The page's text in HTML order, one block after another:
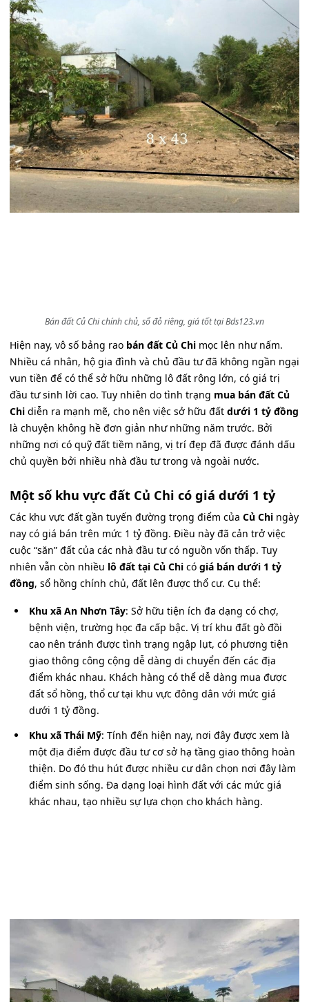
Bán đất Củ Chi chính chủ, sổ đỏ riêng, giá tốt tại Bds123.vn
Hiện nay, vô số bảng rao bán đất Củ Chi mọc lên như nấm.
Nhiều cá nhân, hộ gia đình và chủ đầu tư đã không ngần ngại
vun tiền để có thể sở hữu những lô đất rộng lớn, có giá trị
đầu tư sinh lời cao. Tuy nhiên do tình trạng mua bán đất Củ
Chi diễn ra mạnh mẽ, cho nên việc sở hữu đất dưới 1 tỷ đồng
là chuyện không hề đơn giản như những năm trước. Bởi
những nơi có quỹ đất tiềm năng, vị trí đẹp đã được đánh dấu
chủ quyền bởi nhiều nhà đầu tư trong và ngoài nước.
Một số khu vực đất Củ Chi có giá dưới 1 tỷ
Các khu vực đất gần tuyến đường trọng điểm của Củ Chi ngày
nay có giá bán trên mức 1 tỷ đồng. Điều này đã cản trở việc
cuộc “săn” đất của các nhà đầu tư có nguồn vốn thấp. Tuy
nhiên vẫn còn nhiều lô đất tại Củ Chi có giá bán dưới 1 tỷ
đồng, sổ hồng chính chủ, đất lên được thổ cư. Cụ thể:
Khu xã An Nhơn Tây: Sở hữu tiện ích đa dạng có chợ,
bệnh viện, trường học đa cấp bậc. Vị trí khu đất gò đồi
cao nên tránh được tình trạng ngập lụt, có phương tiện
giao thông công cộng dễ dàng di chuyển đến các địa
điểm khác nhau. Khách hàng có thể dễ dàng mua được
đất sổ hồng, thổ cư tại khu vực đông dân với mức giá
dưới 1 tỷ đồng.
Khu xã Thái Mỹ: Tính đến hiện nay, nơi đây được xem là
một địa điểm được đầu tư cơ sở hạ tầng giao thông hoàn
thiện. Do đó thu hút được nhiều cư dân chọn nơi đây làm
điểm sinh sống. Đa dạng loại hình đất với các mức giá
khác nhau, tạo nhiều sự lựa chọn cho khách hàng.